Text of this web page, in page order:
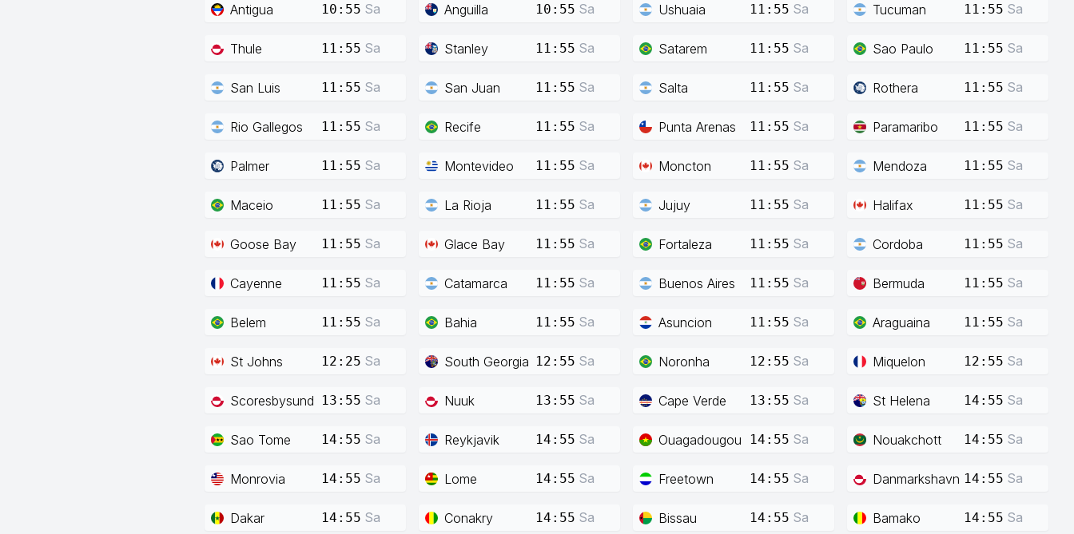
Antigua 10:55 Sa Anguilla 10:55 Sa Ushuaia 11:55 Sa Tucuman 11:55 Sa
Thule 11:55 Sa Stanley 11:55 Sa Satarem 11:55 Sa Sao Paulo 11:55 Sa
San Luis 11:55 Sa San Juan 11:55 Sa Salta 11:55 Sa Rothera 11:55 Sa
Rio Gallegos 11:55 Sa Recife 11:55 Sa Punta Arenas 11:55 Sa Paramaribo 11:55 Sa
Palmer 11:55 Sa Montevideo 11:55 Sa Moncton 11:55 Sa Mendoza 11:55 Sa
Maceio 11:55 Sa La Rioja 11:55 Sa Jujuy 11:55 Sa Halifax 11:55 Sa
Goose Bay 11:55 Sa Glace Bay 11:55 Sa Fortaleza 11:55 Sa Cordoba 11:55 Sa
Cayenne 11:55 Sa Catamarca 11:55 Sa Buenos Aires 11:55 Sa Bermuda 11:55 Sa
Belem 11:55 Sa Bahia 11:55 Sa Asuncion 11:55 Sa Araguaina 11:55 Sa
St Johns 12:25 Sa South Georgia 12:55 Sa Noronha 12:55 Sa Miquelon 12:55 Sa
Scoresbysund 13:55 Sa Nuuk 13:55 Sa Cape Verde 13:55 Sa St Helena 14:55 Sa
Sao Tome 14:55 Sa Reykjavik 14:55 Sa Ouagadougou 14:55 Sa Nouakchott 14:55 Sa
Monrovia 14:55 Sa Lome 14:55 Sa Freetown 14:55 Sa Danmarkshavn 14:55 Sa
Dakar 14:55 Sa Conakry 14:55 Sa Bissau 14:55 Sa Bamako 14:55 Sa